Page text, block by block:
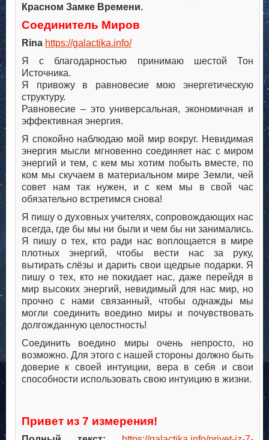
Красном Замке Времени.
Соединитель Миров
Rina https://galactika.info/
Я с благодарностью принимаю шестой Тон
Источника.
Я привожу в равновесие мою энергетическую
структуру.
Равновесие – это универсальная, экономичная и
эффективная энергия.
Я спокойно наблюдаю мой мир вокруг. Невидимая
энергия мысли мгновенно соединяет нас с миром
энергий и тем, с кем мы хотим побыть вместе, по
ком мы скучаем в материальном мире Земли, чей
совет нам так нужен, и с кем мы в свой час
обязательно встретимся снова!
Я пишу о духовных учителях, сопровождающих нас
всегда, где бы мы ни были и чем бы ни занимались.
Я пишу о тех, кто ради нас воплощается в мире
плотных энергий, чтобы вести нас за руку,
вытирать слёзы и дарить свои щедрые подарки. Я
пишу о тех, кто не покидает нас, даже перейдя в
мир высоких энергий, невидимый для нас мир, но
прочно с нами связанный, чтобы однажды мы
могли соединить воедино миры и почувствовать
долгожданную целостность!
Соединить воедино миры очень непросто, но
возможно. Для этого с нашей стороны должно быть
доверие к своей интуиции, вера в себя и свои
способности использовать свою интуицию в жизни.
Привет из 7 измерения!